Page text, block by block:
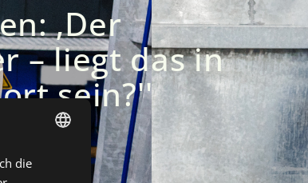
‚Der
– liegt das in
sein?''
DUTCH
die